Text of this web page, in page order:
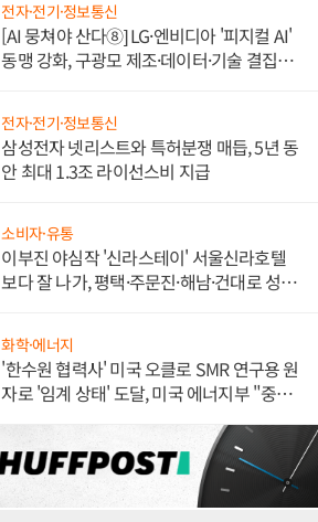
전자·전기·정보통신
[AI 뭉쳐야 산다⑧] LG·엔비디아 '피지컬 AI'
동맹 강화, 구광모 제조·데이터·기술 결집
전자·전기·정보통신
삼성전자 넷리스트와 특허분쟁 매듭, 5년 동
안 최대 1.3조 라이선스비 지급
소비자·유통
이부진 야심작 '신라스테이' 서울신라호텔
보다 잘 나가, 평택·주문진·해남·건대로 성
화학·에너지
'한수원 협력사' 미국 오클로 SMR 연구용 원
자로 '임계 상태' 도달, 미국 에너지부 "중요